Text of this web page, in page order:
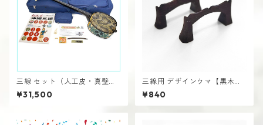
三線 セット（人工皮・真壁
型）【選べるケースとティー
ガ】テキスト付き 沖縄三味線
¥31,500
三線用 デザインウマ【黒木
製】 2個セット さんしん うま
¥840